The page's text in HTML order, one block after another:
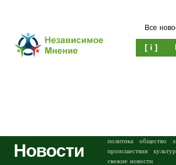
Все
[ i ]
Новости политика общество
происшествия
свежие новости